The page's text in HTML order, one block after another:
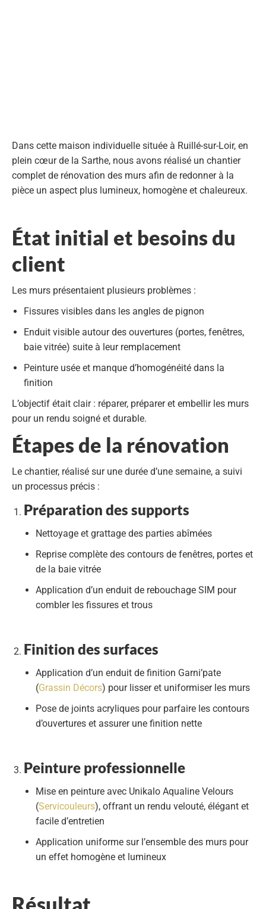
Dans cette maison individuelle située à Ruillé-sur-Loir, en
plein cœur de la Sarthe, nous avons réalisé un chantier
complet de rénovation des murs afin de redonner à la
pièce un aspect plus lumineux, homogène et chaleureux.
État initial et besoins du
client
Les murs présentaient plusieurs problèmes :
Fissures visibles dans les angles de pignon
Enduit visible autour des ouvertures (portes, fenêtres,
baie vitrée) suite à leur remplacement
Peinture usée et manque d’homogénéité dans la
finition
L’objectif était clair : réparer, préparer et embellirles murs
pour un rendu soigné et durable.
Étapes de la rénovation
Le chantier, réalisé sur une durée d’une semaine, a suivi
un processus précis :
Préparation des supports
Nettoyage et grattage des parties abîmées
Reprise complète des contours de fenêtres, portes et
de la baie vitrée
Application d’un enduit de rebouchage SIM pour
combler les fissures et trous
Finition des surfaces
Application d’un enduit de finition Garni’pate
(Grassin Décors) pour lisser et uniformiser les murs
Pose de joints acryliques pour parfaire les contours
d’ouvertures et assurer une finition nette
Peinture professionnelle
Mise en peinture avec Unikalo Aqualine Velours
(Servicouleurs), offrant un rendu velouté, élégant et
facile d’entretien
Application uniforme sur l’ensemble des murs pour
un effet homogène et lumineux
Résultat